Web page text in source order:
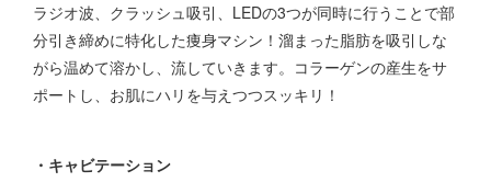
ラジオ波、クラッシュ吸引、LEDの3つが同時に行うことで部
分引き締めに特化した痩身マシン！溜まった脂肪を吸引しな
がら温めて溶かし、流していきます。コラーゲンの産生をサ
ポートし、お肌にハリを与えつつスッキリ！
・キャビテーション